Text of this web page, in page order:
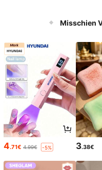
Misschien
4.71€ 4.99€ -5% 3.38€